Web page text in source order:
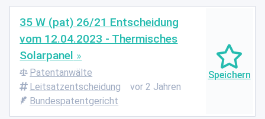
35 W (pat) 26/21 Entscheidung
vom 12.04.2023 - Thermisches
Solarpanel
Patentanwälte
Leitsatzentscheidung
vor 2 Jahren
Bundespatentgericht